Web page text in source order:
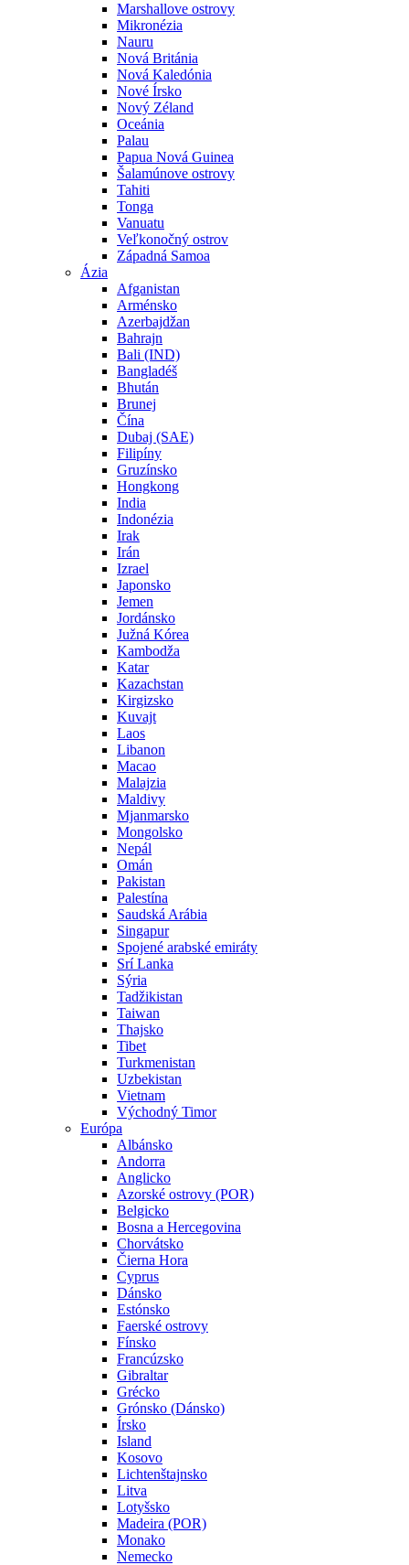
Marshallove ostrovy
Mikronézia
Nauru
Nová Británia
Nová Kaledónia
Nové Írsko
Nový Zéland
Oceánia
Palau
Papua Nová Guinea
Šalamúnove ostrovy
Tahiti
Tonga
Vanuatu
Veľkonočný ostrov
Západná Samoa
Ázia
Afganistan
Arménsko
Azerbajdžan
Bahrajn
Bali (IND)
Bangladéš
Bhután
Brunej
Čína
Dubaj (SAE)
Filipíny
Gruzínsko
Hongkong
India
Indonézia
Irak
Irán
Izrael
Japonsko
Jemen
Jordánsko
Južná Kórea
Kambodža
Katar
Kazachstan
Kirgizsko
Kuvajt
Laos
Libanon
Macao
Malajzia
Maldivy
Mjanmarsko
Mongolsko
Nepál
Omán
Pakistan
Palestína
Saudská Arábia
Singapur
Spojené arabské emiráty
Srí Lanka
Sýria
Tadžikistan
Taiwan
Thajsko
Tibet
Turkmenistan
Uzbekistan
Vietnam
Východný Timor
Európa
Albánsko
Andorra
Anglicko
Azorské ostrovy (POR)
Belgicko
Bosna a Hercegovina
Chorvátsko
Čierna Hora
Cyprus
Dánsko
Estónsko
Faerské ostrovy
Fínsko
Francúzsko
Gibraltar
Grécko
Grónsko (Dánsko)
Írsko
Island
Kosovo
Lichtenštajnsko
Litva
Lotyšsko
Madeira (POR)
Monako
Nemecko